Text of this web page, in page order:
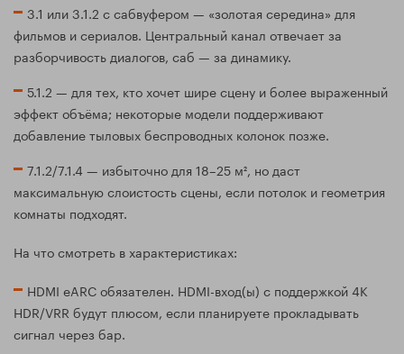
3.1 или 3.1.2 с сабвуфером — «золотая середина» для
фильмов и сериалов. Центральный канал отвечает за
разборчивость диалогов, саб — за динамику.
5.1.2 — для тех, кто хочет шире сцену и более выраженный
эффект объёма; некоторые модели поддерживают
добавление тыловых беспроводных колонок позже.
7.1.2/7.1.4 — избыточно для 18–25 м², но даст
максимальную слоистость сцены, если потолок и геометрия
комнаты подходят.
На что смотреть в характеристиках:
HDMI eARC обязателен. HDMI-вход(ы) с поддержкой 4K
HDR/VRR будут плюсом, если планируете прокладывать
сигнал через бар.